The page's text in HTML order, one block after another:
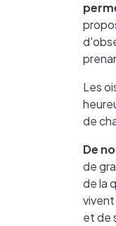
Les
de
De
de
de la
et de